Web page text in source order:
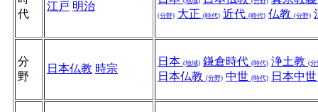
代
江戸 明治
(分野) 大正 (時代) 近代 (時代) 仏教 (分野)
分
野
日本仏教 時宗
日本 (地域) 鎌倉時代 (時代) 浄土教 (分
日本仏教 (分野) 中世 (時代) 日本中